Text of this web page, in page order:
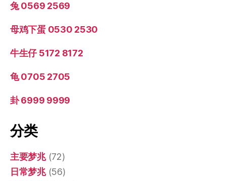
兔 0569 2569
母鸡下蛋 0530 2530
牛生仔 5172 8172
龟 0705 2705
卦 6999 9999
分类
主要梦兆(72)
日常梦兆(56)